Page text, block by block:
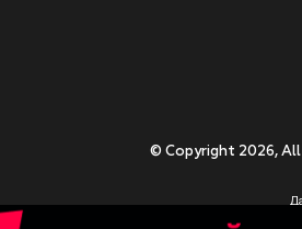
© Copyright 2026,
Приступаючи до